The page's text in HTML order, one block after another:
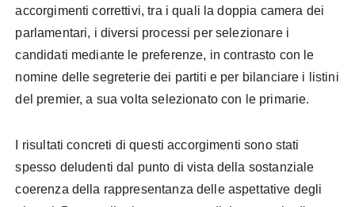
accorgimenti correttivi, tra i quali la doppia camera dei
parlamentari, i diversi processi per selezionare i
candidati mediante le preferenze, in contrasto con le
nomine delle segreterie dei partiti e per bilanciare i listini
del premier, a sua volta selezionato con le primarie.
I risultati concreti di questi accorgimenti sono stati
spesso deludenti dal punto di vista della sostanziale
coerenza della rappresentanza delle aspettative degli